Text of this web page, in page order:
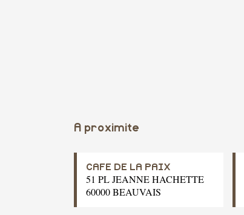
A proximite
CAFE DE LA PAIX
51 PL JEANNE HACHETTE
60000 BEAUVAIS